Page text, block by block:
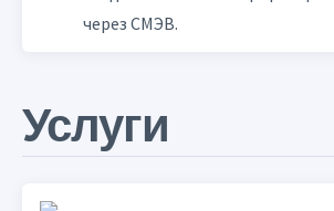
через СМЭВ.
Услуги